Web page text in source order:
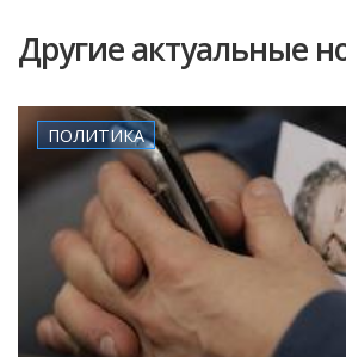
Другие актуальные
ПОЛИТИКА